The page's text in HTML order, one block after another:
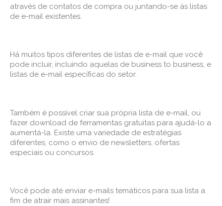
através de contatos de compra ou juntando-se às listas
de e-mail existentes.
Há muitos tipos diferentes de listas de e-mail que você
pode incluir, incluindo aquelas de business to business, e
listas de e-mail específicas do setor.
Também é possível criar sua própria lista de e-mail, ou
fazer download de ferramentas gratuitas para ajudá-lo a
aumentá-la. Existe uma variedade de estratégias
diferentes, como o envio de newsletters, ofertas
especiais ou concursos.
Você pode até enviar e-mails temáticos para sua lista a
fim de atrair mais assinantes!